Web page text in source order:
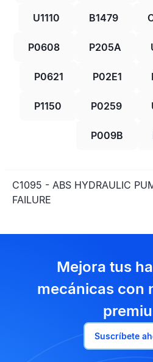
U1110 B1479
P0608 P205A
P0621 P02E1
P1150 P0259
P009B
C1095 - ABS HYDRAULIC
FAILURE
Mejora tus
mecánicas con
Suscríbete